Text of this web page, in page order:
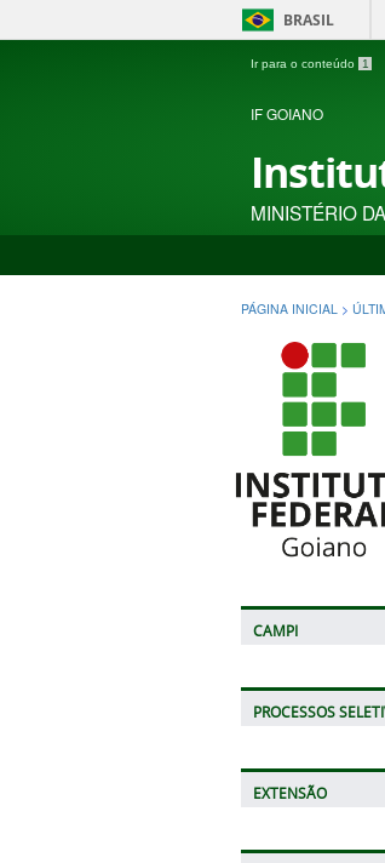
BRASIL
Ir para o conteúdo 1
IF GOIANO
MINISTÉRIO
PÁGINA INICIAL >
CAMPI
PROCESSOS
EXTENSÃO